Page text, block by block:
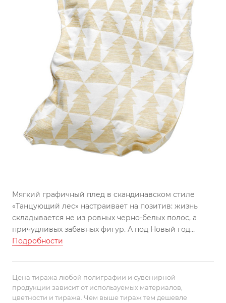
Мягкий графичный плед в скандинавском стиле
«Танцующий лес» настраивает на позитив: жизнь
складывается не из ровных черно-белых полос, а
причудливых забавных фигур. А под Новый год
почему бы этим фигурам не стать елками?
внесезонного использования.
Плед двухсторонний с жаккардовым рисунком.
Поставляется в пакете с липким краем.
Подробности
Цена тиража любой полиграфии и сувенирной
продукции зависит от используемых материалов,
цветности и тиража. Чем выше тираж тем дешевле